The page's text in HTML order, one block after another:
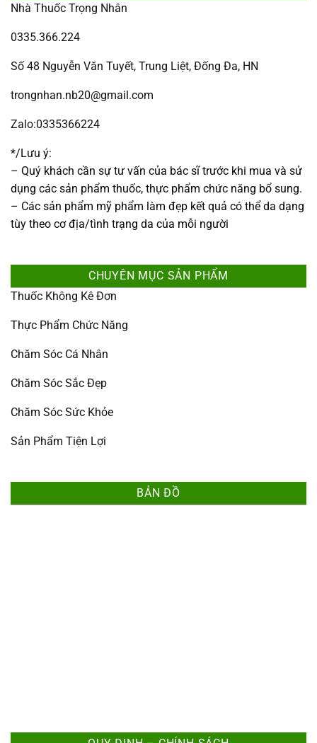
Nhà Thuốc Trọng Nhân
0335.366.224
Số 48 Nguyễn Văn Tuyết, Trung Liệt, Đống Đa, HN
trongnhan.nb20@gmail.com
Zalo:0335366224
*/Lưu ý:
– Quý khách cần sự tư vấn của bác sĩ trước khi mua và sử
dụng các sản phẩm thuốc, thực phẩm chức năng bổ sung.
– Các sản phẩm mỹ phẩm làm đẹp kết quả có thể da dạng
tùy theo cơ địa/tình trạng da của mỗi người
CHUYÊN MỤC SẢN PHẨM
Thuốc Không Kê Đơn
Thực Phẩm Chức Năng
Chăm Sóc Cá Nhân
Chăm Sóc Sắc Đẹp
Chăm Sóc Sức Khỏe
Sản Phẩm Tiện Lợi
BẢN ĐỒ